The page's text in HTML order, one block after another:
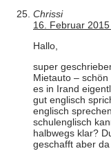
Chrissi
16. Februar
Hallo,
super
Mietauto –
es in Irand
gut englisch
englisch
schulenglisch
halbwegs klar?
geschafft aber